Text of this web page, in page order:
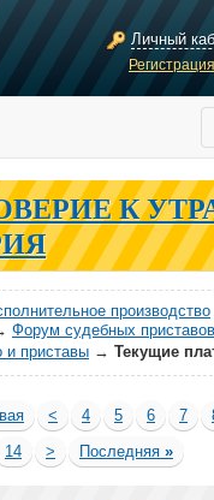
Личный
К
производство
Форум судебных
и приставы → Текущие
< 4 5 6 7
14 > Последняя »